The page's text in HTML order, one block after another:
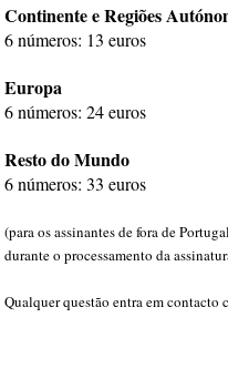
Continente e Regiões
6 números: 13 euros
Europa
6 números: 24 euros
Resto do Mundo
6 números: 33 euros
(para os assinantes de fora de
durante o processamento da
Qualquer questão entra em contacto